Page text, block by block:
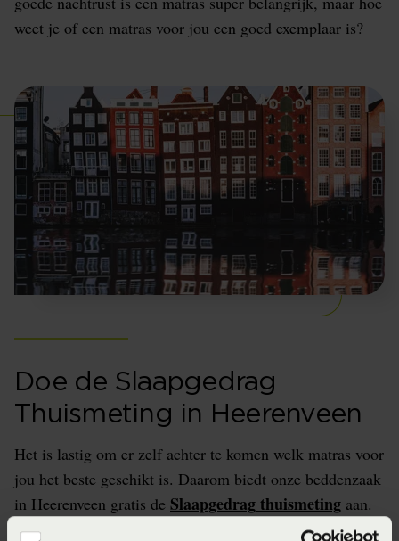
weet je of een matras voor jou een goed exemplaar is?
Doe de Slaapgedrag
Thuismeting in Heerenveen
Het is lastig om er zelf achter te komen welk matras voor
jou het beste geschikt is. Daarom biedt onze beddenzaak
in Heerenveen gratis de Slaapgedrag thuismeting aan.
De aanschaf van een matras vraagt de nodige aandacht